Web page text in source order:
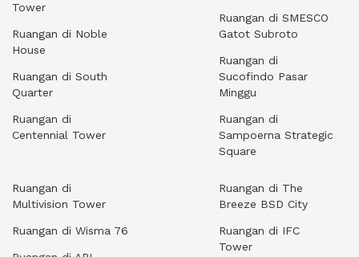
Tower
Ruangan di Noble
House
Ruangan di South
Quarter
Ruangan di
Centennial Tower
Ruangan di SMESCO
Gatot Subroto
Ruangan di
Sucofindo Pasar
Minggu
Ruangan di
Sampoerna Strategic
Square
Ruangan di
Multivision Tower
Ruangan di Wisma 76
Ruangan di The
Breeze BSD City
Ruangan di IFC
Tower